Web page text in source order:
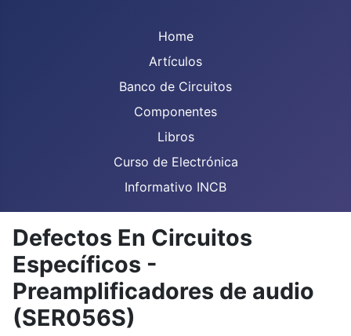
Home
Artículos
Banco de Circuitos
Componentes
Libros
Curso de Electrónica
Informativo INCB
Defectos En Circuitos
Específicos -
Preamplificadores de audio
(SER056S)